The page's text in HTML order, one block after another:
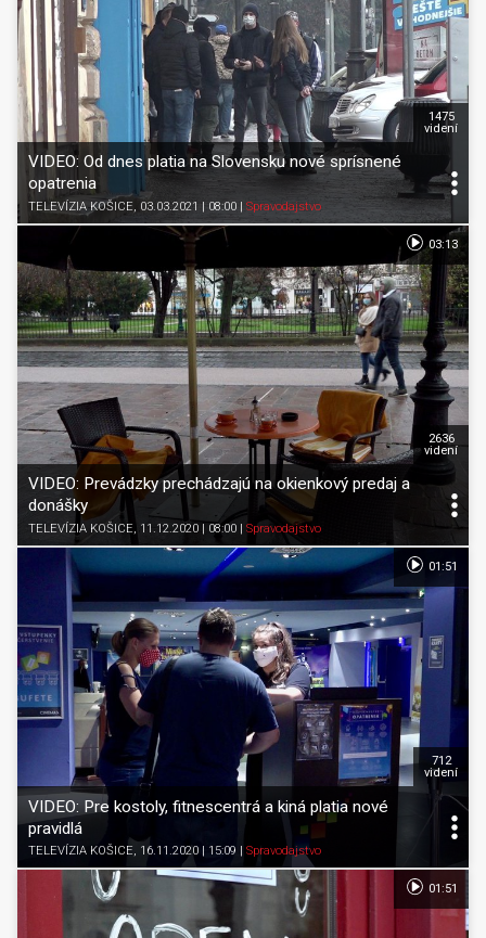
VIDEO: Od dnes platia na Slovensku nové sprísnené
opatrenia
TELEVÍZIA KOŠICE, 03.03.2021 | 08:00 Spravodajstvo
1475
videní
VIDEO: Prevádzky prechádzajú na okienkový predaj a
donášky
TELEVÍZIA KOŠICE, 11.12.2020 | 08:00 Spravodajstvo
2636
videní
03:13
VIDEO: Pre kostoly, fitnescentrá a kiná platia nové
pravidlá
TELEVÍZIA KOŠICE, 16.11.2020 | 15:09 Spravodajstvo
712
videní
01:51
01:51